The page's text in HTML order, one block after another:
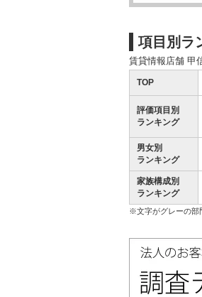
項目別ラ
賃貸情報店舗 甲
TOP
評価項目別
ランキング
男女別
ランキング
家族構成別
ランキング
※文字がグレーの部